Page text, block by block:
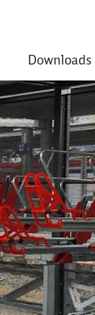
Downloads